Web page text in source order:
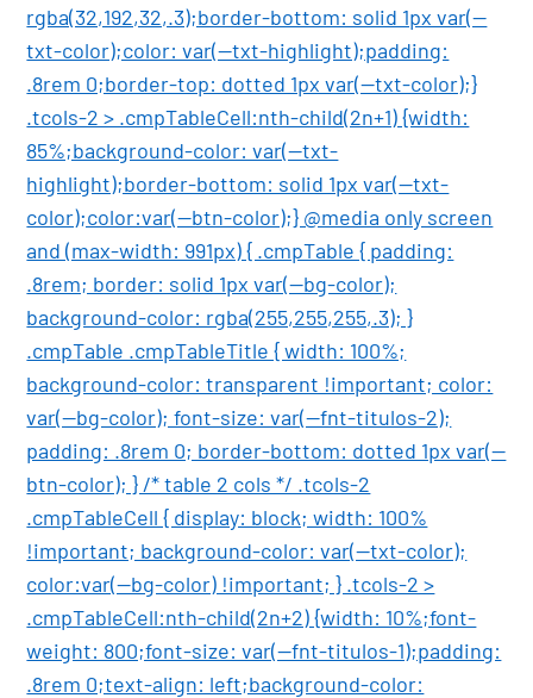
rgba(32,192,32,.3);border-bottom: solid 1px var(--
txt-color);color: var(--txt-highlight);padding:
.8rem 0;border-top: dotted 1px var(--txt-color);}
.tcols-2 > .cmpTableCell:nth-child(2n+1) {width:
85%;background-color: var(--txt-
highlight);border-bottom: solid 1px var(--txt-
color);color:var(--btn-color);} @media only screen
and (max-width: 991px) { .cmpTable { padding:
.8rem; border: solid 1px var(--bg-color);
background-color: rgba(255,255,255,.3); }
.cmpTable .cmpTableTitle { width: 100%;
background-color: transparent !important; color:
var(--bg-color); font-size: var(--fnt-titulos-2);
padding: .8rem 0; border-bottom: dotted 1px var(--
btn-color); } /* table 2 cols */ .tcols-2
.cmpTableCell { display: block; width: 100%
!important; background-color: var(--txt-color);
color:var(--bg-color) !important; } .tcols-2 >
.cmpTableCell:nth-child(2n+2) {width: 10%;font-
weight: 800;font-size: var(--fnt-titulos-1);padding:
.8rem 0;text-align: left;background-color: